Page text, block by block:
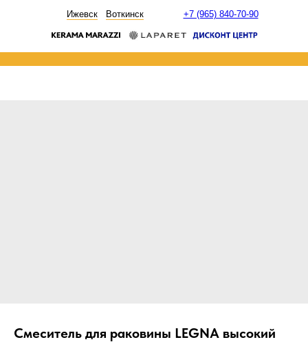
+7 (965) 840-70-90
Ижевск Воткинск
Смеситель для раковины LEGNA высокий